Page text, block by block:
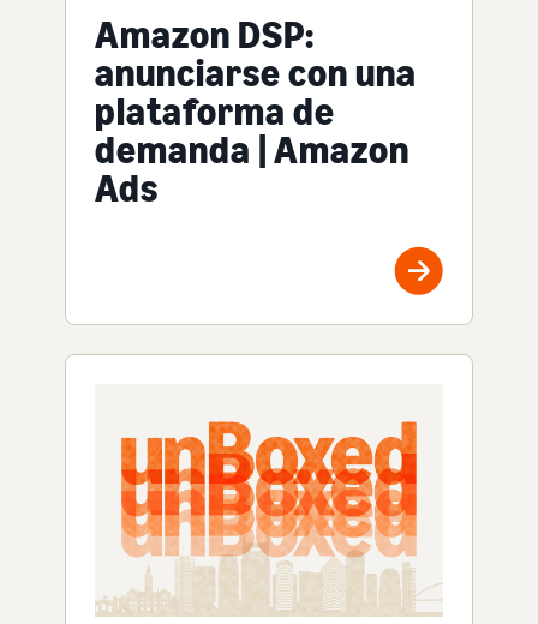
Amazon DSP:
anunciarse con una
plataforma de
demanda | Amazon
Ads